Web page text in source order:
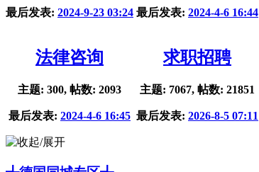
最后发表: 2024-9-23 03:24 最后发表: 2024-4-6 16:44
法律咨询
主题: 300, 帖数: 2093
最后发表: 2024-4-6 16:45
求职招聘
主题: 7067, 帖数: 21851
最后发表: 2026-8-5 07:11